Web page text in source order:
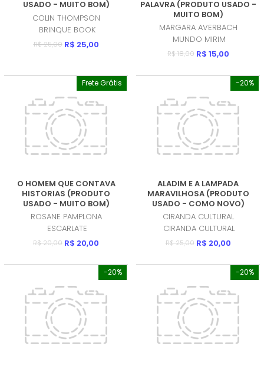
USADO - MUITO BOM)
COLIN THOMPSON
BRINQUE BOOK
R$ 25,00 R$ 25,00
PALAVRA (PRODUTO USADO -
MUITO BOM)
MARGARA AVERBACH
MUNDO MIRIM
R$ 18,00 R$ 15,00
Frete Grátis
O HOMEM QUE CONTAVA
HISTORIAS (PRODUTO
USADO - MUITO BOM)
ROSANE PAMPLONA
ESCARLATE
R$ 20,00 R$ 20,00
-20%
ALADIM E A LAMPADA
MARAVILHOSA (PRODUTO
USADO - COMO NOVO)
CIRANDA CULTURAL
CIRANDA CULTURAL
R$ 25,00 R$ 20,00
-20% -20%